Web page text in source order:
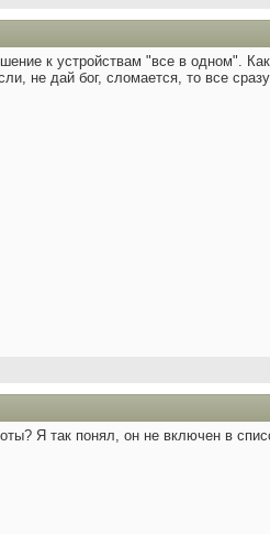
к устройствам "все в одном".
не дай бог, сломается, то все
Я так понял, он не включен в